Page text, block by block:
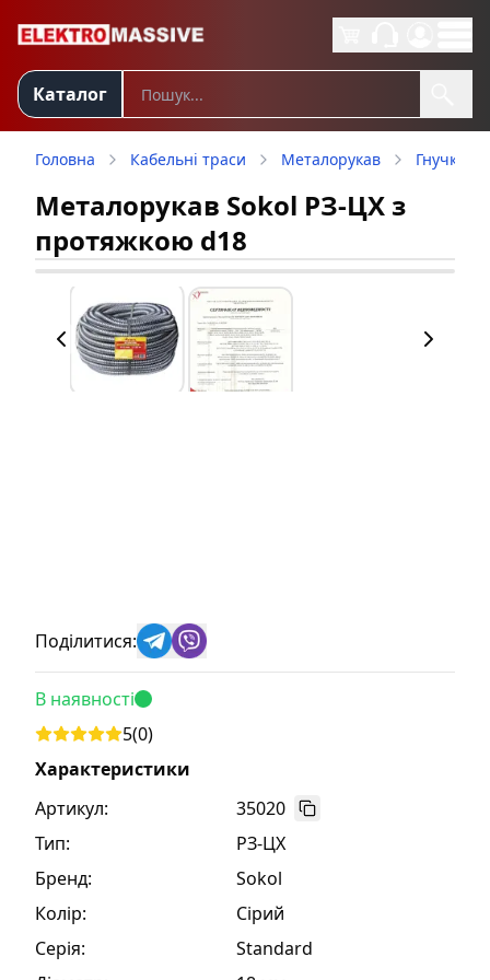
Каталог
Головна Кабельні траси Металорукав Гнучкий
Металорукав Sokol РЗ-ЦХ з
протяжкою d18
Поділитися:
В наявності
5(0)
Характеристики
Артикул:
35020
Тип:
РЗ-ЦХ
Бренд:
Sokol
Колір:
Сірий
Серія:
Standard